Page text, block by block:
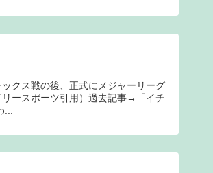
クス戦の後、正式にメジャーリーグ
ースポーツ引用）過去記事→「イチ